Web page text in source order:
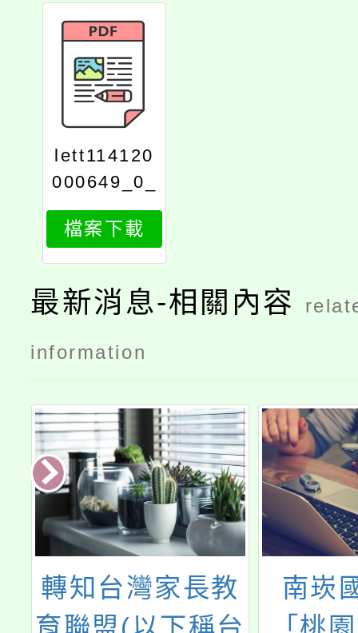
lett114120
000649_0_
print
檔案下載
最新消息-相關內容
information
轉知台灣家長教
南崁